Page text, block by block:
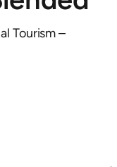
Tourism –